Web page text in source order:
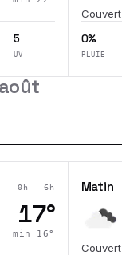
5
UV
Couvert
0%
PLUIE
0h – 6h
17°
min 16°
Matin
Couvert